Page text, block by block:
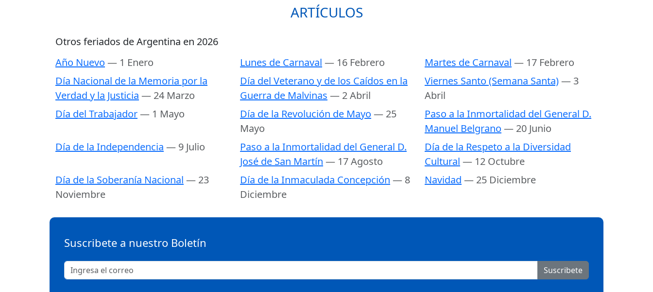
ARTÍCULOS
Otros feriados de Argentina en 2026
Año Nuevo — 1 Enero Lunes de Carnaval — 16 Febrero Martes de Carnaval — 17 Febrero
Día Nacional de la Memoria por la
Verdad y la Justicia — 24 Marzo
Día del Veterano y de los Caídos en la
Guerra de Malvinas — 2 Abril
Viernes Santo (Semana Santa)— 3
Abril
Día del Trabajador— 1 Mayo Día de la Revolución de Mayo — 25
Mayo
Paso a la Inmortalidad del General D.
Manuel Belgrano — 20 Junio
Día de la Independencia — 9 Julio
Paso a la Inmortalidad del General D.
José de San Martín — 17 Agosto
Día de la Respeto a la Diversidad
Cultural — 12 Octubre
Día de la Soberanía Nacional — 23
Noviembre
Día de la Inmaculada Concepción — 8
Diciembre
Navidad — 25 Diciembre
Suscribete a nuestro Boletín
Suscribete